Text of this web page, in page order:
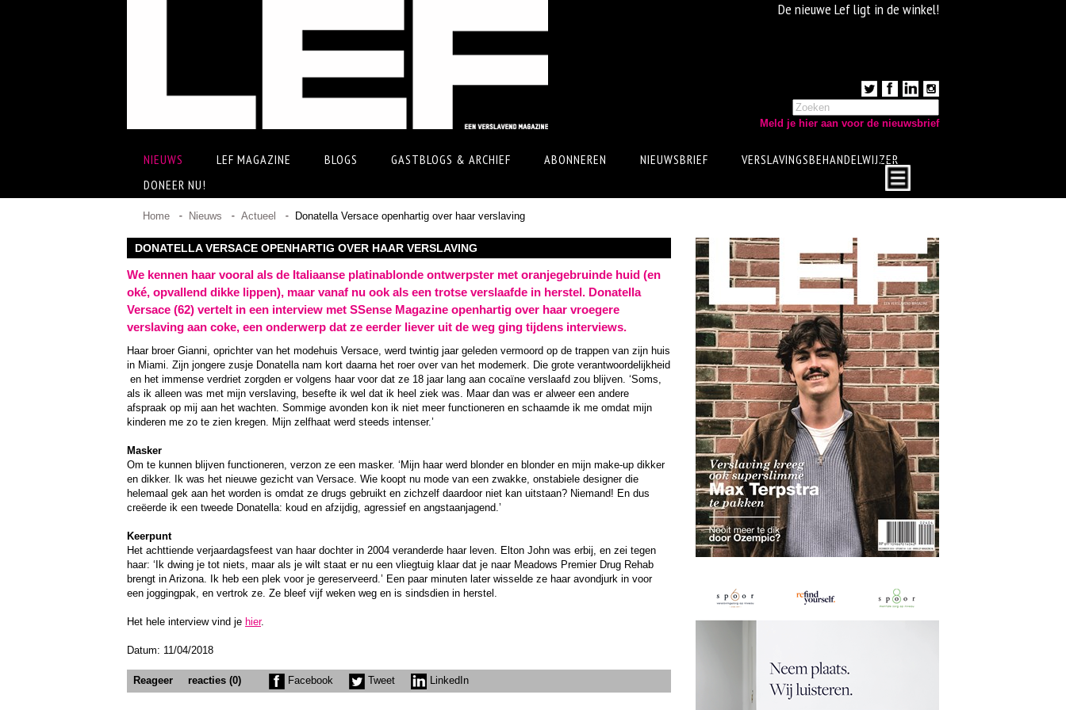
De nieuwe Lef ligt in de winkel!
Meld je hier aan voor de nieuwsbrief
NIEUWS LEF MAGAZINE BLOGS GASTBLOGS & ARCHIEF ABONNEREN NIEUWSBRIEF
VERSLAVINGSBEHANDELWIJZER
DONEER NU!
Home Nieuws Actueel Donatella Versace openhartig over haar verslaving
DONATELLA VERSACE OPENHARTIG OVER HAAR VERSLAVING
We kennen haar vooral als de Italiaanse platinablonde ontwerpster met oranjegebruinde huid (en
oké, opvallend dikke lippen), maar vanaf nu ook als een trotse verslaafde in herstel. Donatella
Versace (62) vertelt in een interview met SSense Magazine openhartig over haar vroegere
verslaving aan coke, een onderwerp dat ze eerder liever uit de weg ging tijdens interviews.
Haar broer Gianni, oprichter van het modehuis Versace, werd twintig jaar geleden vermoord op de trappen van zijn huis
in Miami. Zijn jongere zusje Donatella nam kort daarna het roer over van het modemerk. Die grote verantwoordelijkheid
en het immense verdriet zorgden er volgens haar voor dat ze 18 jaar lang aan cocaïne verslaafd zou blijven. ‘Soms,
als ik alleen was met mijn verslaving, besefte ik wel dat ik heel ziek was. Maar dan was er alweer een andere
afspraak op mij aan het wachten. Sommige avonden kon ik niet meer functioneren en schaamde ik me omdat mijn
kinderen me zo te zien kregen. Mijn zelfhaat werd steeds intenser.’
Masker
Om te kunnen blijven functioneren, verzon ze een masker. ‘Mijn haar werd blonder en blonder en mijn make-up dikker
en dikker. Ik was het nieuwe gezicht van Versace. Wie koopt nu mode van een zwakke, onstabiele designer die
helemaal gek aan het worden is omdat ze drugs gebruikt en zichzelf daardoor niet kan uitstaan? Niemand! En dus
creëerde ik een tweede Donatella: koud en afzijdig, agressief en angstaanjagend.’
Keerpunt
Het achttiende verjaardagsfeest van haar dochter in 2004 veranderde haar leven. Elton John was erbij, en zei tegen
haar: ‘Ik dwing je tot niets, maar als je wilt staat er nu een vliegtuig klaar dat je naar Meadows Premier Drug Rehab
brengt in Arizona. Ik heb een plek voor je gereserveerd.’ Een paar minuten later wisselde ze haar avondjurk in voor
een joggingpak, en vertrok ze. Ze bleef vijf weken weg en is sindsdien in herstel.
Het hele interview vind je hier.
Datum: 11/04/2018
Reageer reacties (0) Facebook Tweet LinkedIn